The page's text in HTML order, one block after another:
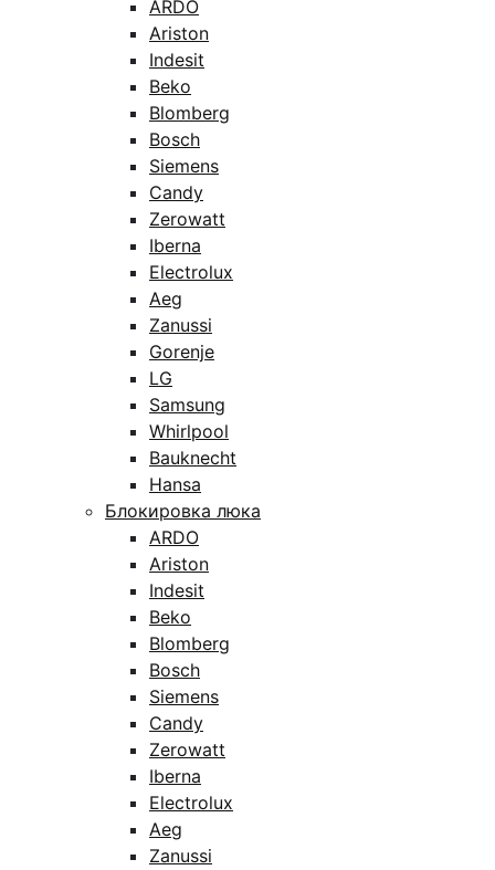
ARDO
Ariston
Indesit
Beko
Blomberg
Bosch
Siemens
Candy
Zerowatt
Iberna
Electrolux
Aeg
Zanussi
Gorenje
LG
Samsung
Whirlpool
Bauknecht
Hansa
Блокировка люка
ARDO
Ariston
Indesit
Beko
Blomberg
Bosch
Siemens
Candy
Zerowatt
Iberna
Electrolux
Aeg
Zanussi